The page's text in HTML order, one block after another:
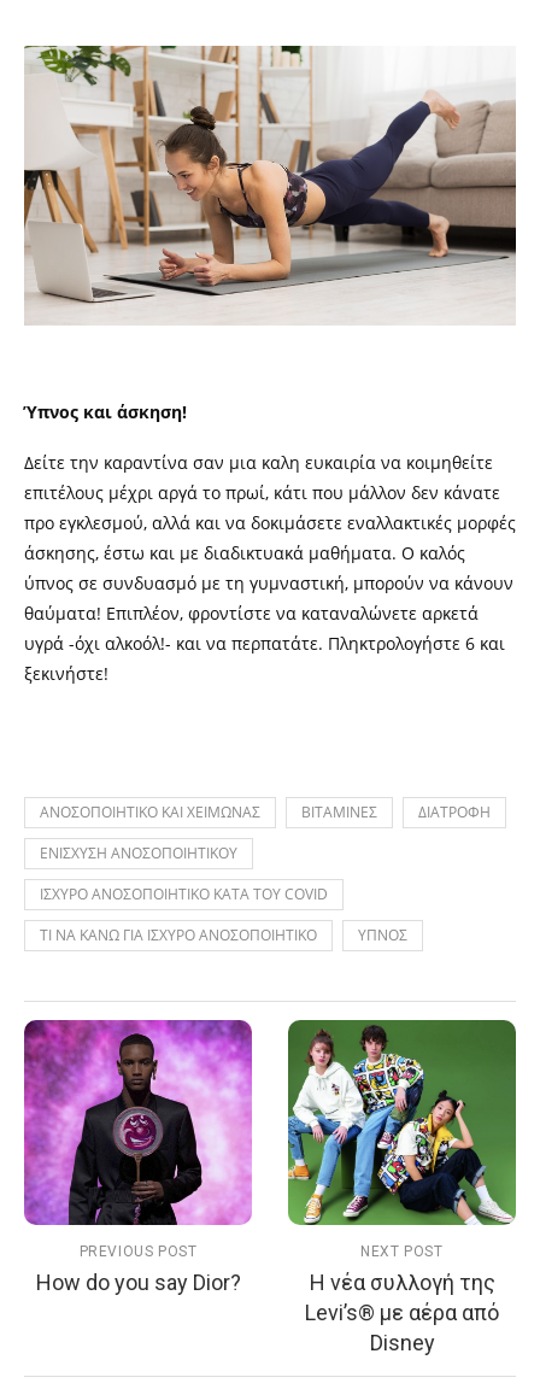
Ύπνος και άσκηση!
Δείτε την καραντίνα σαν μια καλη ευκαιρία να κοιμηθείτε
επιτέλους μέχρι αργά το πρωί, κάτι που μάλλον δεν κάνατε
προ εγκλεσμού, αλλά και να δοκιμάσετε εναλλακτικές μορφές
άσκησης, έστω και με διαδικτυακά μαθήματα. Ο καλός
ύπνος σε συνδυασμό με τη γυμναστική, μπορούν να κάνουν
θαύματα! Επιπλέον, φροντίστε να καταναλώνετε αρκετά
υγρά -όχι αλκοόλ!- και να περπατάτε. Πληκτρολογήστε 6 και
ξεκινήστε!
ΑΝΟΣΟΠΟΙΗΤΙΚΟ ΚΑΙ ΧΕΙΜΩΝΑΣ ΒΙΤΑΜΙΝΕΣ
ΔΙΑΤΡΟΦΗ
ΕΝΙΣΧΥΣΗ ΑΝΟΣΟΠΟΙΗΤΙΚΟΥ
ΙΣΧΥΡΟ ΑΝΟΣΟΠΟΙΗΤΙΚΟ ΚΑΤΑ ΤΟΥ COVID
ΤΙ ΝΑ ΚΑΝΩ ΓΙΑ ΙΣΧΥΡΟ ΑΝΟΣΟΠΟΙΗΤΙΚΟ
ΥΠΝΟΣ
PREVIOUS POST
How do you say Dior?
NEXT POST
Η νέα συλλογή της
Levi’s® με αέρα από
Disney